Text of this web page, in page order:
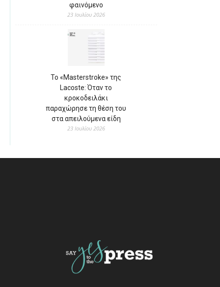
φαινόμενο
23 Ιουλίου 2026
Το «Masterstroke» της
Lacoste: Όταν το
κροκοδειλάκι
παραχώρησε τη θέση του
στα απειλούμενα είδη
23 Ιουλίου 2026